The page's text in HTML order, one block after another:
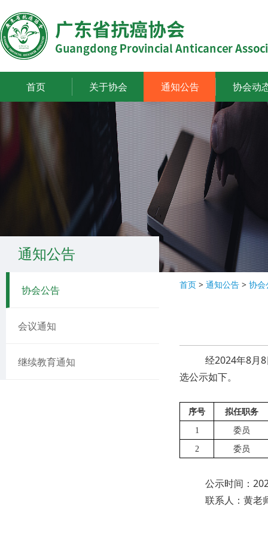
首页 关于协会 通知公告 协会动
通知公告
协会公告
会议通知
继续教育通知
首页 > 通知公告 > 协会
经2024年8月
选公示如下。
序号 拟任职务
1 委员
2 委员
公示时间：
联系人：黄老